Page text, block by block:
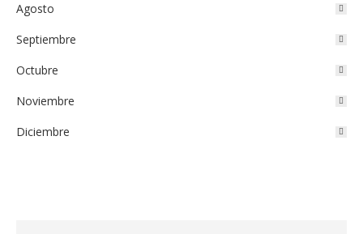
Agosto
Septiembre
Octubre
Noviembre
Diciembre